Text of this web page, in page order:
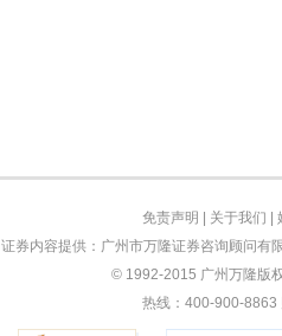
免责声明 关于我们
证券内容提供：广州市万隆证券咨询顾问有
© 1992-2015 广州万隆版
热线：400-900-8863